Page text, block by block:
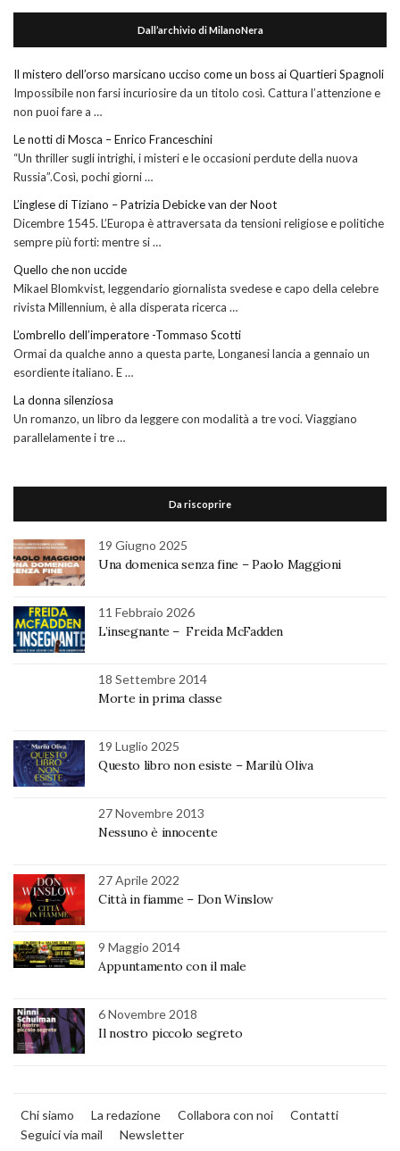
Dall’archivio di MilanoNera
Il mistero dell’orso marsicano ucciso come un boss ai Quartieri Spagnoli
Impossibile non farsi incuriosire da un titolo così. Cattura l’attenzione e
non puoi fare a …
Le notti di Mosca – Enrico Franceschini
“Un thriller sugli intrighi, i misteri e le occasioni perdute della nuova
Russia”.Così, pochi giorni …
L’inglese di Tiziano – Patrizia Debicke van der Noot
Dicembre 1545. L’Europa è attraversata da tensioni religiose e politiche
sempre più forti: mentre si …
Quello che non uccide
Mikael Blomkvist, leggendario giornalista svedese e capo della celebre
rivista Millennium, è alla disperata ricerca …
L’ombrello dell’imperatore -Tommaso Scotti
Ormai da qualche anno a questa parte, Longanesi lancia a gennaio un
esordiente italiano. E …
La donna silenziosa
Un romanzo, un libro da leggere con modalità a tre voci. Viaggiano
parallelamente i tre …
Da riscoprire
19 Giugno 2025
Una domenica senza fine – Paolo Maggioni
11 Febbraio 2026
L’insegnante – Freida McFadden
18 Settembre 2014
Morte in prima classe
19 Luglio 2025
Questo libro non esiste – Marilù Oliva
27 Novembre 2013
Nessuno è innocente
27 Aprile 2022
Città in fiamme – Don Winslow
9 Maggio 2014
Appuntamento con il male
6 Novembre 2018
Il nostro piccolo segreto
Chi siamo La redazione Collabora con noi
Contatti
Seguici via mail
Newsletter